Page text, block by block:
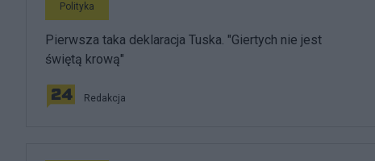
Polityka
Pierwsza taka deklaracja Tuska. "Giertych nie jest
świętą krową"
Redakcja